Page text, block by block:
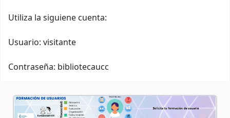
Utiliza la siguiene cuenta:
Usuario: visitante
Contraseña: bibliotecaucc